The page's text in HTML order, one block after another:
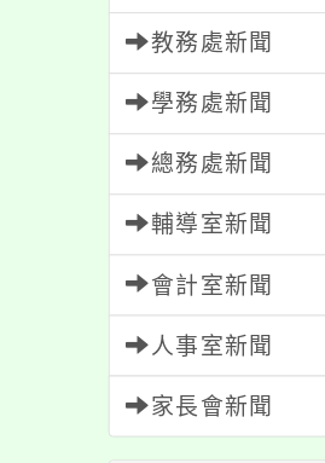
教務處新聞
學務處新聞
總務處新聞
輔導室新聞
會計室新聞
人事室新聞
家長會新聞